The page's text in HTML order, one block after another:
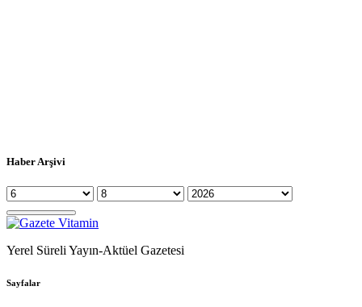
Haber Arşivi
Yerel Süreli Yayın-Aktüel Gazetesi
Sayfalar